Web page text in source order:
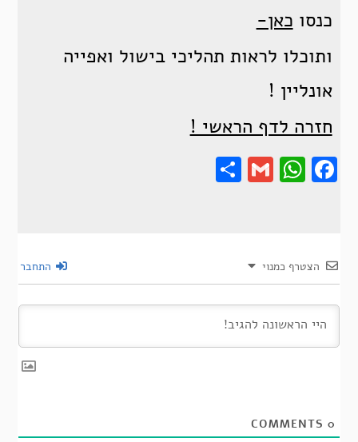
כנסו כאן-
ותוכלו לראות תהליכי בישול ואפייה
אונליין !
חזרה לדף הראשי !
Gmail
Share
הצטרף כמנוי התחבר
0